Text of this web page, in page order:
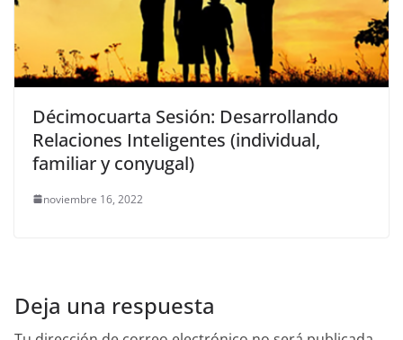
Décimocuarta Sesión: Desarrollando
Relaciones Inteligentes (individual,
familiar y conyugal)
noviembre 16, 2022
Deja una respuesta